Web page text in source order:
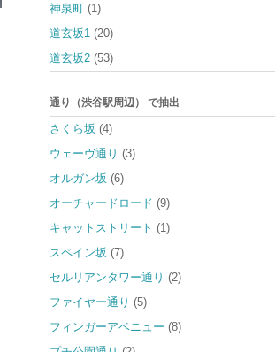
神泉町 (1)
道玄坂1 (20)
道玄坂2 (53)
通り（渋谷駅周辺） で抽出
さくら坂 (4)
ウェーヴ通り (3)
オルガン坂 (6)
オーチャードロード (9)
キャットストリート (1)
スペイン坂 (7)
セルリアンタワー通り (2)
ファイヤー通り (5)
フィンガーアベニュー (8)